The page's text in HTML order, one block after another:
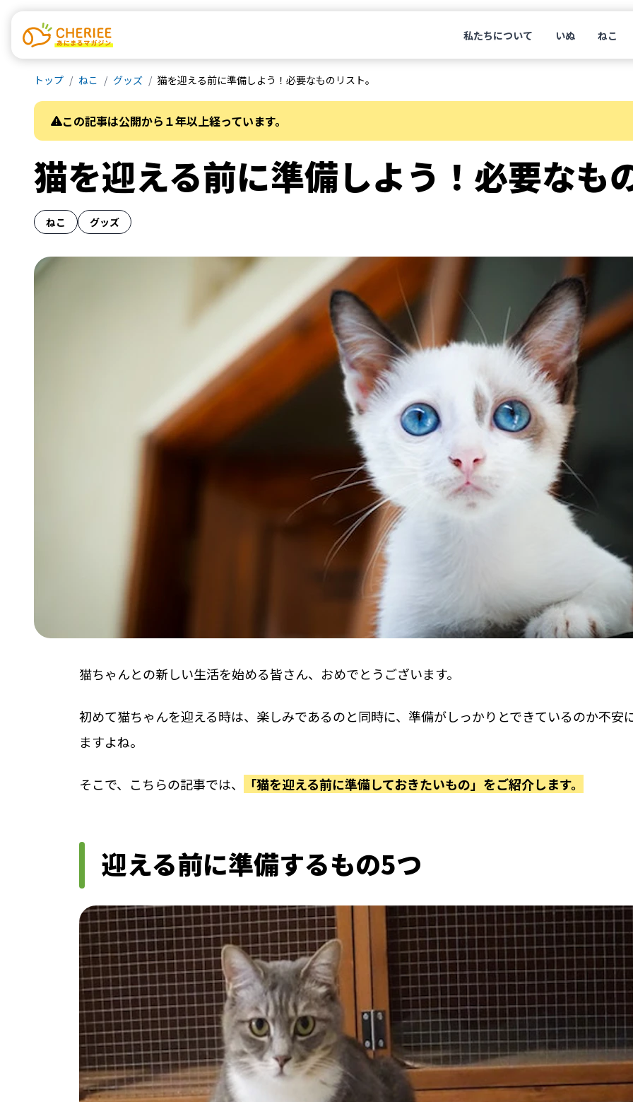
私たちについて いぬ ねこ
トップ ねこ グッズ 猫を迎える前に準備しよう！必要なものリスト。
この記事は公開から１年以上経っています。
猫を迎える前に準備しよう！必要なも
ねこ グッズ
猫ちゃんとの新しい生活を始める皆さん、おめでとうございます。
初めて猫ちゃんを迎える時は、楽しみであるのと同時に、準備がしっかりとできているのか不安
ますよね。
そこで、こちらの記事では、 「猫を迎える前に準備しておきたいもの」をご紹介します。
迎える前に準備するもの5つ